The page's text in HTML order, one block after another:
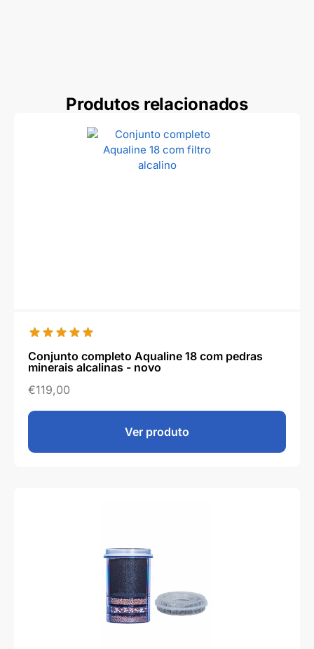
Produtos relacionados
Conjunto completo Aqualine 18 com pedras
minerais alcalinas - novo
€119,00
Ver produto